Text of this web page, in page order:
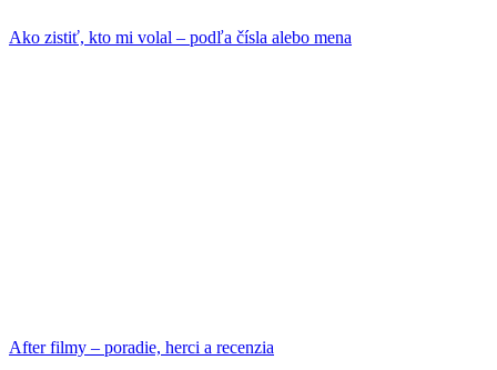
Ako zistiť, kto mi volal – podľa čísla alebo mena
After filmy – poradie, herci a recenzia